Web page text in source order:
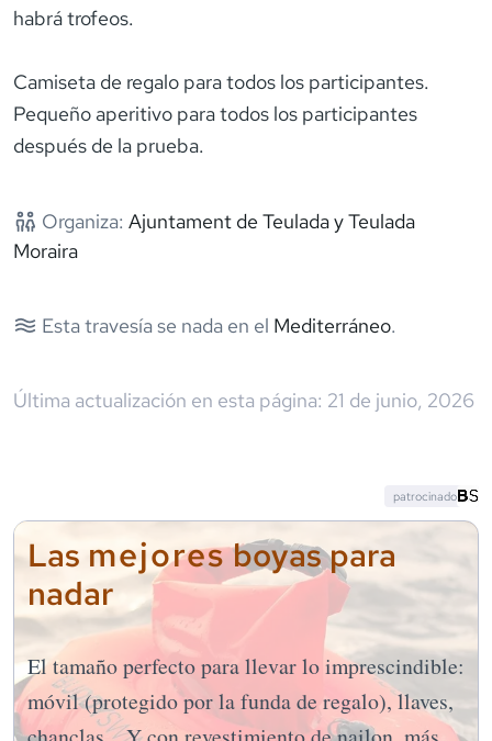
habrá trofeos.
Camiseta de regalo para todos los participantes.
Pequeño aperitivo para todos los participantes
después de la prueba.
Organiza: Ajuntament de Teulada y Teulada
Moraira
Esta travesía se nada en el Mediterráneo.
Última actualización en esta página: 21 de junio, 2026
Las mejoresboyas para
nadar
El tamaño perfecto para llevar lo imprescindible:
móvil (protegido por la funda de regalo), llaves,
patrocinado